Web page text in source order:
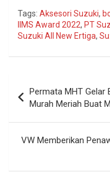
Tags: Aksesori Suzuki,
IIMS Award 2022, PT
Suzuki All New Ertiga,
pos
Permata MHT Gelar
Murah Meriah Buat
VW Memberikan